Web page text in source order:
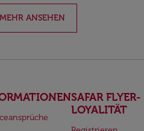
MEHR ANSEHEN
SAFAR FLYER-
LOYALITÄT